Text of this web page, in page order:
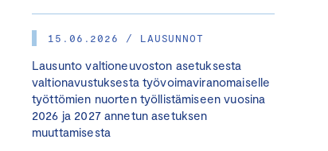
15.06.2026 / LAUSUNNOT
Lausunto valtioneuvoston asetuksesta
valtionavustuksesta työvoimaviranomaiselle
työttömien nuorten työllistämiseen vuosina
2026 ja 2027 annetun asetuksen
muuttamisesta